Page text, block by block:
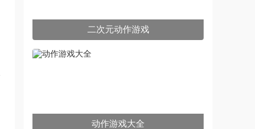
二次元动作游戏
动作游戏大全